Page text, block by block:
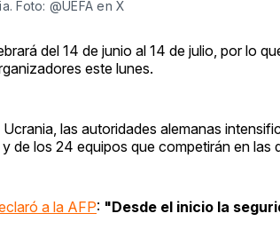
Foto: @UEFA en X
del 14 de junio al 14 de julio, por lo
este lunes.
las autoridades alemanas
de los 24 equipos que competirán en las
a la AFP: "Desde el inicio la